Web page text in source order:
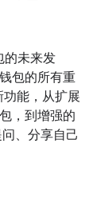
的未来发
包的所有重
能，从扩展
，到增强的
、分享自己